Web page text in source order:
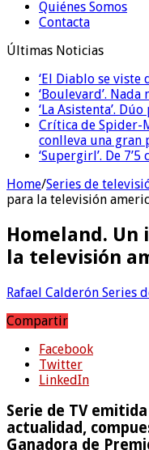
Quiénes Somos
Contacta
Últimas Noticias
‘El Diablo se viste
‘Boulevard’. Nada
‘La Asistenta’.
Crítica de Spider-
conlleva una gran
‘Supergirl’. De
Home/Series de
para la televisión
Homeland.
la televisión
Rafael Calderón Series
Compartir
Facebook
Twitter
LinkedIn
Serie de TV
actualidad,
Ganadora de